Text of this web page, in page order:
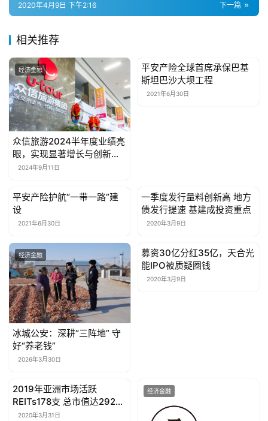
下一篇
2020年4月9日 下午2:16
相关推荐
经济金融
众信旅游2024半年度业绩亮
眼，实现显著增长与创新升
级2024年9月11日
经济金融
平安产险全球首席承保巴基
斯坦巴沙大坝工程
2021年6月30日
经济金融
平安产险护航“一带一路”建
设
2021年6月30日
经济金融
一季度发行量料创新高 地方
债发行提速 基建成投资重点
2020年3月9日
经济金融
冰城公安：深耕“三阵地” 守
好“养老钱”
2026年3月30日
经济金融
募资30亿分红35亿，天合光
能IPO被质疑圈钱
2020年3月9日
经济金融
2019年亚洲市场活跃
REITs178支 总市值达2924
亿美元
2020年3月31日
经济金融